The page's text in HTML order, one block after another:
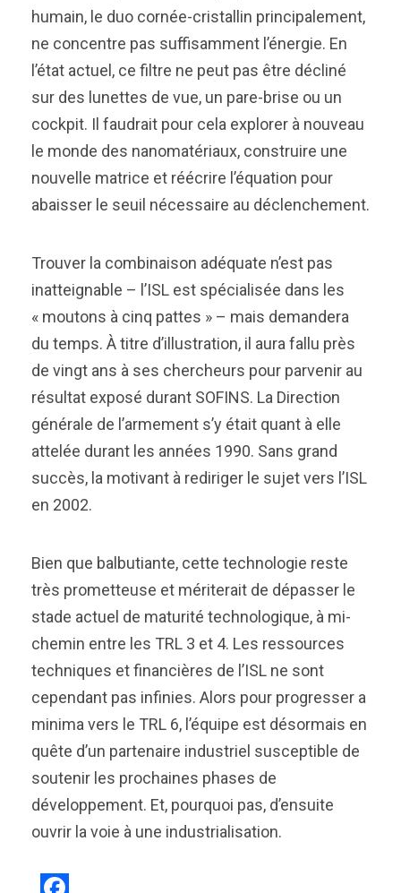
humain, le duo cornée-cristallin principalement,
ne concentre pas suffisamment l’énergie. En
l’état actuel, ce filtre ne peut pas être décliné
sur des lunettes de vue, un pare-brise ou un
cockpit. Il faudrait pour cela explorer à nouveau
le monde des nanomatériaux, construire une
nouvelle matrice et réécrire l’équation pour
abaisser le seuil nécessaire au déclenchement.
Trouver la combinaison adéquate n’est pas
inatteignable – l’ISL est spécialisée dans les
« moutons à cinq pattes » – mais demandera
du temps. À titre d’illustration, il aura fallu près
de vingt ans à ses chercheurs pour parvenir au
résultat exposé durant SOFINS. La Direction
générale de l’armement s’y était quant à elle
attelée durant les années 1990. Sans grand
succès, la motivant à rediriger le sujet vers l’ISL
en 2002.
Bien que balbutiante, cette technologie reste
très prometteuse et mériterait de dépasser le
stade actuel de maturité technologique, à mi-
chemin entre les TRL 3 et 4. Les ressources
techniques et financières de l’ISL ne sont
cependant pas infinies. Alors pour progresser a
minima vers le TRL 6, l’équipe est désormais en
quête d’un partenaire industriel susceptible de
soutenir les prochaines phases de
développement. Et, pourquoi pas, d’ensuite
ouvrir la voie à une industrialisation.